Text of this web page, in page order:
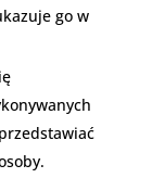
go w